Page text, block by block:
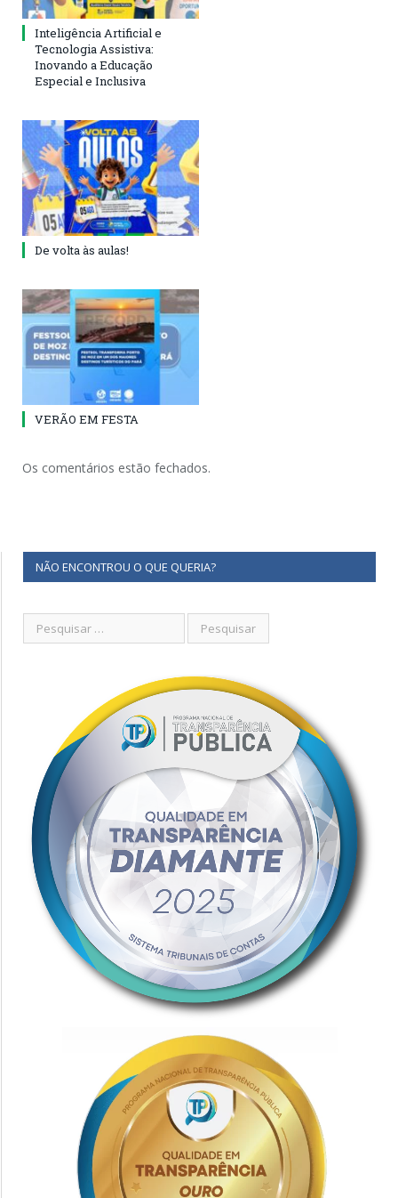
Inteligência Artificial e
Tecnologia Assistiva:
Inovando a Educação
Especial e Inclusiva
De volta às aulas!
VERÃO EM FESTA
Os comentários estão fechados.
NÃO ENCONTROU O QUE QUERIA?